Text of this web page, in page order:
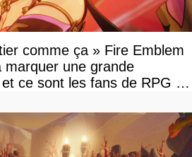
comme ça » Fire Emblem
marquer une grande
ce sont les fans de RPG en